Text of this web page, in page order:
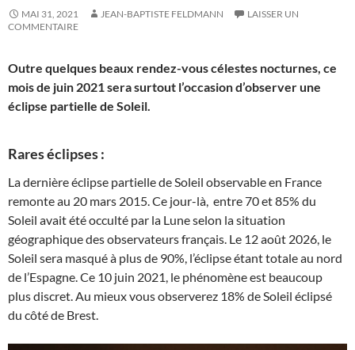
MAI 31, 2021 JEAN-BAPTISTE FELDMANN
LAISSER UN
COMMENTAIRE
Outre quelques beaux rendez-vous célestes nocturnes, ce
mois de juin 2021 sera surtout l’occasion d’observer une
éclipse partielle de Soleil.
Rares éclipses :
La dernière éclipse partielle de Soleil observable en France
remonte au 20 mars 2015. Ce jour-là, entre 70 et 85% du
Soleil avait été occulté par la Lune selon la situation
géographique des observateurs français. Le 12 août 2026, le
Soleil sera masqué à plus de 90%, l’éclipse étant totale au nord
de l’Espagne. Ce 10 juin 2021, le phénomène est beaucoup
plus discret. Au mieux vous observerez 18% de Soleil éclipsé
du côté de Brest.